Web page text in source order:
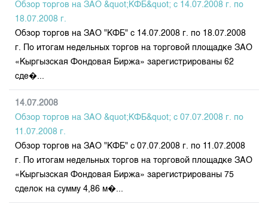
Акционеры
Руководство
Внутренний аудитор
Комитеты
Наши партнеры
Cтратегия развития
Корпоративные документы
Контакты
Товарно-сырьевой сектор
Листинг
Центр раскрытия информации
Тарифы
Аналитика
Финансовый рынок KG
Пресс-клуб
25 лет ЗАО КФБ
Нормативная база
Биржевая деятельность
Депозитарная деятельность
Статистика торгов
Итоги последних торгов
Архив торгов
Индекс и Капитализация
Котировки по ЦБ
Котировки по драг. металлам
Расписание аукционов по ГЦБ
Результаты аукционов ГЦБ
Учебный центр
Общая информация
План работы на год
Обзор торгов на ЗАО &quot;КФБ&quot; с 14.07.2008 г. по
18.07.2008 г.
Обзор торгов на ЗАО "КФБ" с 14.07.2008 г. по 18.07.2008
г. По итогам недельных торгов на торговой площадке ЗАО
«Кыргызская Фондовая Биржа» зарегистрированы 62
сде�...
14.07.2008
Обзор торгов на ЗАО &quot;КФБ&quot; с 07.07.2008 г. по
11.07.2008 г.
Обзор торгов на ЗАО "КФБ" с 07.07.2008 г. по 11.07.2008
г. По итогам недельных торгов на торговой площадке ЗАО
«Кыргызская Фондовая Биржа» зарегистрированы 75
сделок на сумму 4,86 м�...